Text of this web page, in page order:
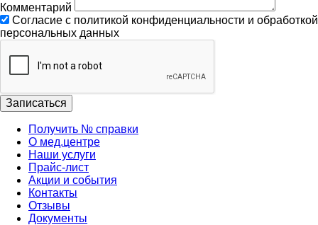
Комментарий
Согласие с политикой конфиденциальности и обработкой
персональных данных
Получить № справки
О мед.центре
Наши услуги
Прайс-лист
Акции и события
Контакты
Отзывы
Документы